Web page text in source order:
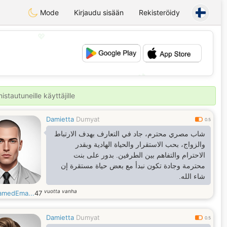
Mode Kirjaudu sisään Rekisteröidy
käyttäjille
Damietta Dumyat 0.5
شاب مصري محترم، جاد في التعارف بهدف الارتباط
والزواج، بحب الاستقرار والحياة الهادية وبقدر
الاحترام والتفاهم بين الطرفين. بدور على بنت
محترمة وجادة تكون نبدأ مع بعض حياة مستقرة إن
شاء الله.
47 vuotta vanha
Damietta Dumyat 0.5